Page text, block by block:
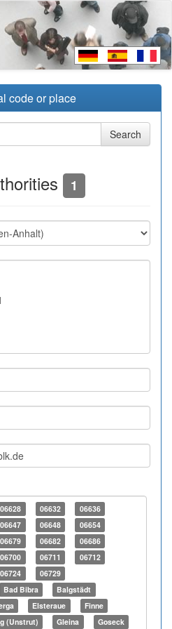
code or place
1
06628 06632
06636
06647 06648
06654
06679 06682
06686
06700 06711
06712
06724
06729
Bad Bibra
Balgstädt
Elsteraue
Finne
(Unstrut) Gleina Goseck